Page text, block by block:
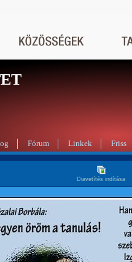
Fórum Linkek Friss
Diavetítés indítása